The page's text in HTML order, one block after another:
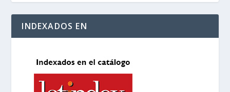
INDEXADOS EN